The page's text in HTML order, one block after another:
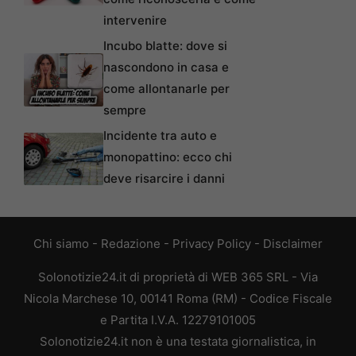
intervenire
Incubo blatte: dove si
nascondono in casa e
come allontanarle per
sempre
Incidente tra auto e
monopattino: ecco chi
deve risarcire i danni
Chi siamo - Redazione - Privacy Policy - Disclaimer
Solonotizie24.it di proprietà di WEB 365 SRL - Via
Nicola Marchese 10, 00141 Roma (RM) - Codice Fiscale
e Partita I.V.A. 12279101005
Solonotizie24.it non è una testata giornalistica, in